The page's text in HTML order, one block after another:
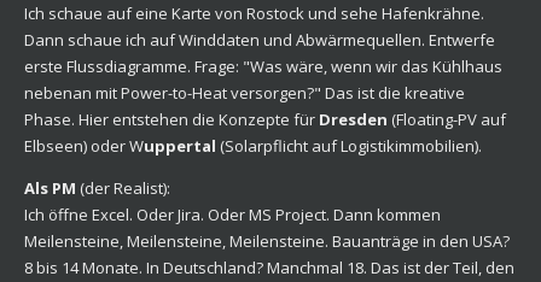
Ich schaue auf eine Karte von Rostock und sehe Hafenkrähne.
Dann schaue ich auf Winddaten und Abwärmequellen. Entwerfe
erste Flussdiagramme. Frage: "Was wäre, wenn wir das Kühlhaus
nebenan mit Power-to-Heat versorgen?" Das ist die kreative
Phase. Hier entstehen die Konzepte für Dresden (Floating-PV auf
Elbseen) oder Wuppertal (Solarpflicht auf Logistikimmobilien).
Als PM (der Realist):
Ich öffne Excel. Oder Jira. Oder MS Project. Dann kommen
Meilensteine, Meilensteine, Meilensteine. Bauanträge in den USA?
8 bis 14 Monate. In Deutschland? Manchmal 18. Das ist der Teil, den